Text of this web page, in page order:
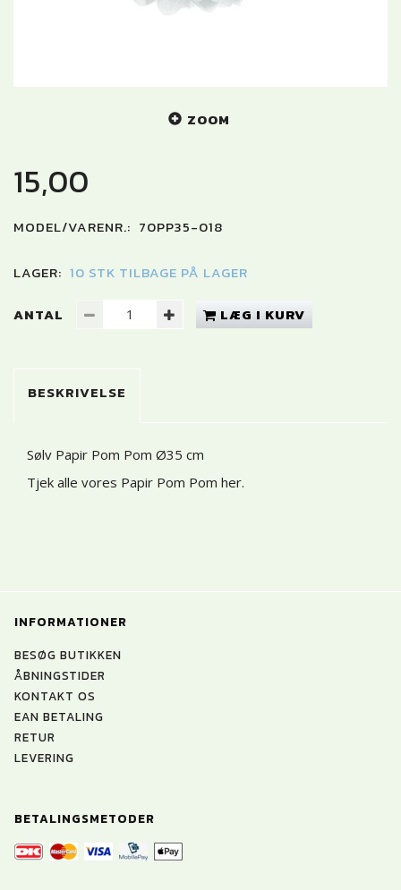
ZOOM
15,00
MODEL/VARENR.: 70PP35-018
LAGER: 10 STK TILBAGE PÅ LAGER
ANTAL LÆG I KURV
BESKRIVELSE
Sølv Papir Pom Pom Ø35 cm
Tjek alle vores Papir Pom Pom her.
INFORMATIONER
BESØG BUTIKKEN
ÅBNINGSTIDER
KONTAKT OS
EAN BETALING
RETUR
LEVERING
BETALINGSMETODER